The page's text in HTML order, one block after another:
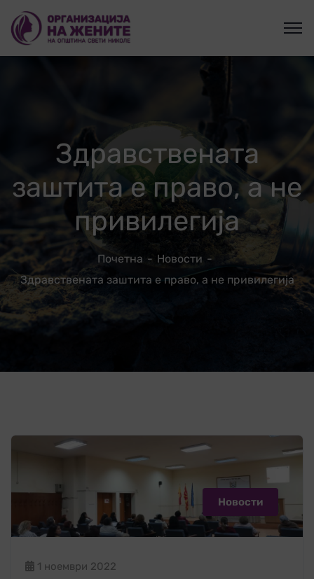
Здравствената
заштита е право, а не
привилегија
Почетна
Новости
Здравствената заштита е право, а не привилегија
Новости
1 ноември 2022